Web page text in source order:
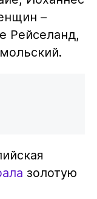
–
Рейселанд,
золотую